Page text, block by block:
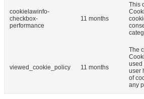
cookielawinfo-
checkbox-
performance
11 months
This
viewed_cookie_policy 11 months
The
used
user
of
any